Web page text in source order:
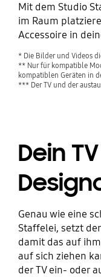
Mit dem Studio
im Raum
Accessoire in
* Die Bilder und Videos
** Nur für kompatible
kompatiblen Geräten in
*** Der TV und der
Dein
Genau wie eine
Staffelei, setzt
damit das auf
auf sich ziehen
der TV ein- oder